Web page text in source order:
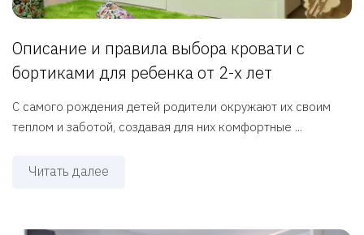
Описание и правила выбора кровати с
бортиками для ребенка от 2-х лет
С самого рождения детей родители окружают их своим
теплом и заботой, создавая для них комфортные ...
Читать далее